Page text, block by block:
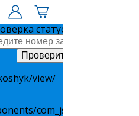
статуса заказа
view/
com_jshopping/files/